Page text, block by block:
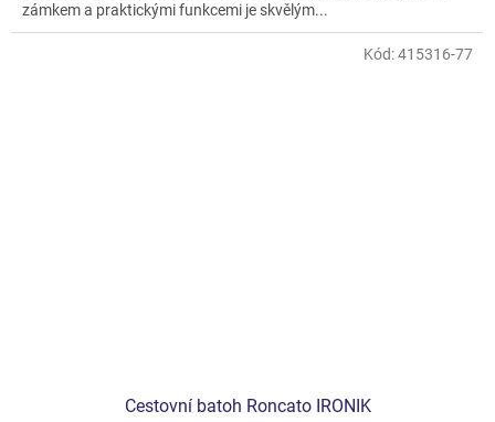
zámkem a praktickými funkcemi je skvělým...
Cestovní batoh Roncato IRONIK
Kód:415316-77